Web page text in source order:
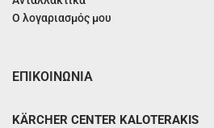
Ο λογαριασμός μου
ΕΠΙΚΟΙΝΩΝΙΑ
KÄRCHER CENTER KALOTERAKIS